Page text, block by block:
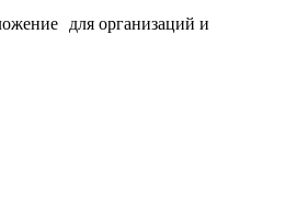
для организаций и